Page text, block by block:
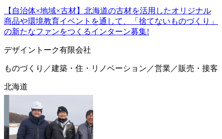
【自治体×地域×古材】北海道の古材を活用したオリジナル
商品や環境教育イベントを通して、「捨てないものづくり」
の新たなファンをつくるインターン募集!
デザイントーク有限会社
ものづくり／建築・住・リノベーション／営業／販売・接客
北海道